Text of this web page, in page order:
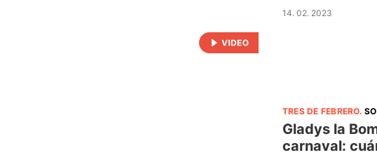
14. 02. 2023
TRES DE FEBRERO.
Gladys la
carnaval: